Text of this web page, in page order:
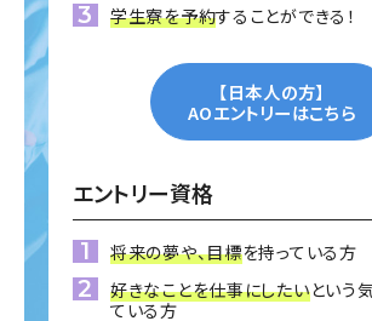
学生寮を予約することができる！
【日本人の方】
AOエントリーはこちら
エントリー資格
将来の夢や、目標を持っている方
好きなことを仕事にしたいという
ている方